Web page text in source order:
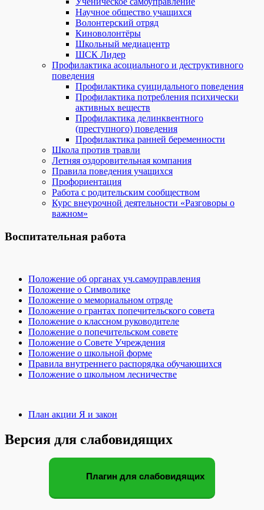
Научное общество учащихся
Волонтерский отряд
Киноволонтёры
Школьный медиацентр
ШСК Лидер
Профилактика асоциального и деструктивного
поведения
Профилактика суицидального поведения
Профилактика потребления психически
активных веществ
Профилактика делинквентного
(преступного) поведения
Профилактика ранней беременности
Школа против травли
Летняя оздоровительная компания
Правила поведения учащихся
Профориентация
Работа с родительским сообществом
Курс внеурочной деятельности «Разговоры о
важном»
Воспитательная работа
Положение об органах уч.самоуправления
Положение о Символике
Положение о мемориальном отряде
Положение о грантах попечительского совета
Положение о классном руководителе
Положение о попечительском совете
Положение о Совете Учреждения
Положение о школьной форме
Правила внутреннего распорядка обучающихся
Положение о школьном лесничестве
План акции Я и закон
Версия для слабовидящих
Плагин для слабовидящих